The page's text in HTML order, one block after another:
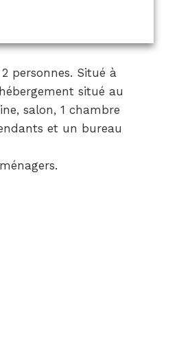
personnes. Situé à
situé au
salon, 1 chambre
et un bureau